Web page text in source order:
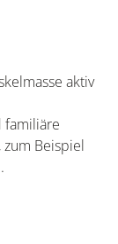
aktiv
familiäre
Beispiel